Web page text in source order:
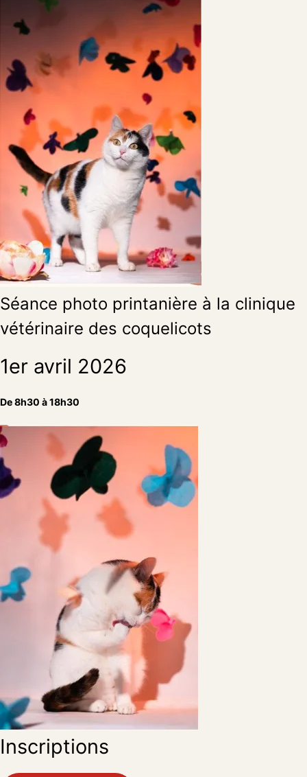
Séance photo printanière à la clinique
vétérinaire des coquelicots
1er avril 2026
De 8h30 à 18h30
Inscriptions